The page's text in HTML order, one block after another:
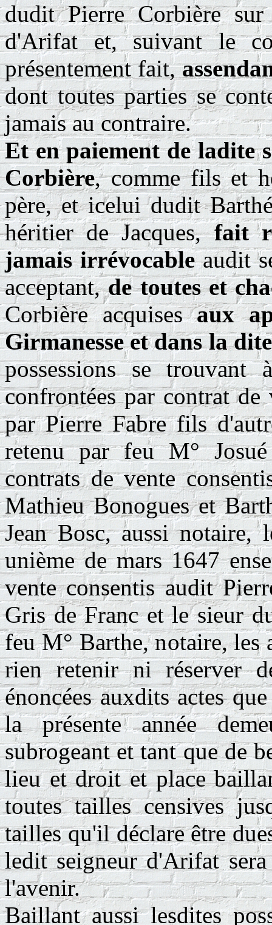
dudit Pierre Corbière
d'Arifat et, suivant le
présentement fait,
dont toutes parties se
jamais au contraire.
Et en paiement de ladite
Corbière, comme fils et
père, et icelui dudit
héritier de Jacques,fait
jamais irrévocableaudit
acceptant,de toutes et
Corbière acquisesaux
Girmanesse et dans la
possessions se trouvant
confrontées par contrat
par Pierre Fabre fils
retenu par feu M°
contrats de vente
Mathieu Bonogues et
Jean Bosc, aussi
unième de mars 1647
vente consentis audit
Gris de Franc et le sieur
feu M° Barthe, notaire, les
rien retenir ni réserver
énoncées auxdits actes
la présente année
subrogeant et tant que de
lieu et droit et place
toutes tailles censives
tailles qu'il déclare être
ledit seigneur d'Arifat
l'avenir.
Baillant aussi lesdites